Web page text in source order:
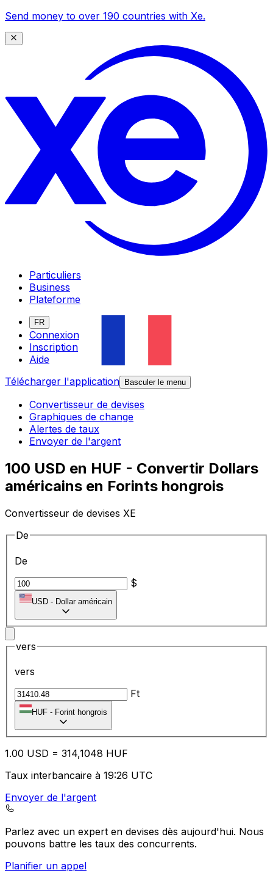
Send money to over 190 countries with Xe.
Particuliers
Business
Plateforme
FR
Connexion
Inscription
Aide
Télécharger l'application
Basculer le menu
Convertisseur de devises
Graphiques de change
Alertes de taux
Envoyer de l'argent
100 USD en HUF - Convertir Dollars
américains en Forints hongrois
Convertisseur de devises XE
De
De
$
USD - Dollar américain
vers
vers
Ft
HUF - Forint hongrois
1.00 USD = 314,1048 HUF
Taux interbancaire à 19:26 UTC
Envoyer de l'argent
Parlez avec un expert en devises dès aujourd'hui. Nous
pouvons battre les taux des concurrents.
Planifier un appel